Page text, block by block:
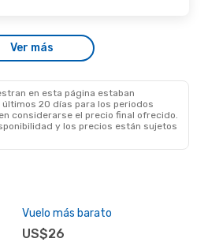
23 De Oct.
Directo
Ver más
en esta página estaban
20 días para los periodos
considerarse el precio final ofrecido.
y los precios están sujetos
Vuelo más barato
US$26